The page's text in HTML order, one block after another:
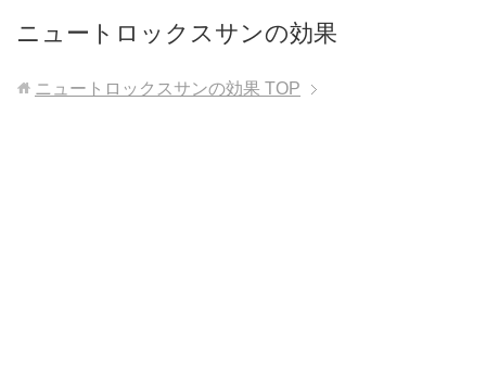
ニュートロックスサンの効果
ニュートロックスサンの効果 TOP